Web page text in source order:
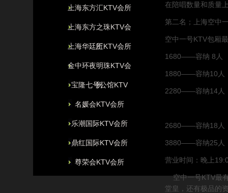
上海东方汇KTV会所
上海东方之珠KTV会
所
上海华廷汇KTV会所
金中环夜明珠KTV会
所
宝隆七号公馆KTV
名媛会KTV会所
乐潮国际KTV会所
鼎红国际KTV会所
尊荣会KTV会所
在陪唱数量和质量
第二名；上海空中
空中一号KTV包厢
1680——容纳 8人
1880——容纳10人
2280——容纳14人
2680——容纳18人
3880——容纳25人
营业时间：晚上
空中一号KTV最
堂皇，还有极品的